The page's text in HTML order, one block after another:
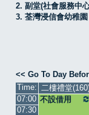
2. 副堂(社會服務中
3. 荃灣浸信會幼稚園
<< Go To Day
Time: 二樓禮堂
07:00 不設借用
07:30